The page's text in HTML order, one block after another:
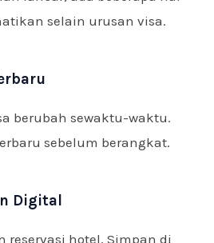
selain urusan visa.
berubah sewaktu-waktu.
sebelum berangkat.
Digital
reservasi hotel. Simpan di